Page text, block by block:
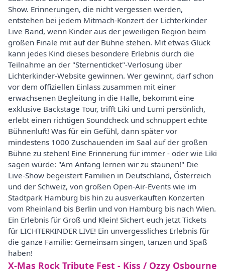
Show. Erinnerungen, die nicht vergessen werden,
entstehen bei jedem Mitmach-Konzert der Lichterkinder
Live Band, wenn Kinder aus der jeweiligen Region beim
großen Finale mit auf der Bühne stehen. Mit etwas Glück
kann jedes Kind dieses besondere Erlebnis durch die
Teilnahme an der "Sternenticket"-Verlosung über
Lichterkinder-Website gewinnen. Wer gewinnt, darf schon
vor dem offiziellen Einlass zusammen mit einer
erwachsenen Begleitung in die Halle, bekommt eine
exklusive Backstage Tour, trifft Liki und Lumi persönlich,
erlebt einen richtigen Soundcheck und schnuppert echte
Bühnenluft! Was für ein Gefühl, dann später vor
mindestens 1000 Zuschauenden im Saal auf der großen
Bühne zu stehen! Eine Erinnerung für immer - oder wie Liki
sagen würde: "Am Anfang lernen wir zu staunen!" Die
Live-Show begeistert Familien in Deutschland, Österreich
und der Schweiz, von großen Open-Air-Events wie im
Stadtpark Hamburg bis hin zu ausverkauften Konzerten
vom Rheinland bis Berlin und von Hamburg bis nach Wien.
Ein Erlebnis für Groß und Klein! Sichert euch jetzt Tickets
für LICHTERKINDER LIVE! Ein unvergessliches Erlebnis für
die ganze Familie: Gemeinsam singen, tanzen und Spaß
haben!
X-Mas Rock Tribute Fest - Kiss / Ozzy Osbourne